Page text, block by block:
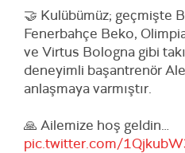
🤝 Kulübümüz; geçmişte
Fenerbahçe Beko,
ve Virtus Bologna gibi
deneyimli başantrenör
anlaşmaya varmıştır.
🙏 Ailemize hoş geldin…
pic.twitter.com/